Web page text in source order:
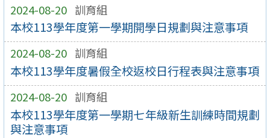
2024-08-20 訓育組
本校113學年度第一學期開學日規劃與注意事項
2024-08-20 訓育組
本校113學年度暑假全校返校日行程表與注意事項
2024-08-20 訓育組
本校113學年度第一學期七年級新生訓練時間規劃
與注意事項